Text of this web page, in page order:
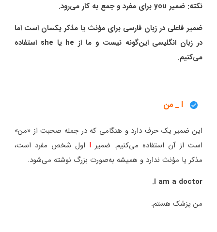
نکته: ضمیر you برای مفرد و جمع به کار می‌رود.
ضمیر فاعلی در زبان فارسی برای مؤنث یا مذکر یکسان است اما
در زبان انگلیسی این‌گونه نیست و ما از he یا she استفاده
می‌کنیم.
I _ من
این ضمیر یک حرف دارد و هنگامی که در جمله صحبت از «من»
است از آن استفاده می‌کنیم. ضمیر I اول شخص مفرد است،
مذکر یا مؤنث ندارد و همیشه به‌صورت بزرگ نوشته می‌شود.
I am a doctor.
من پزشک هستم.